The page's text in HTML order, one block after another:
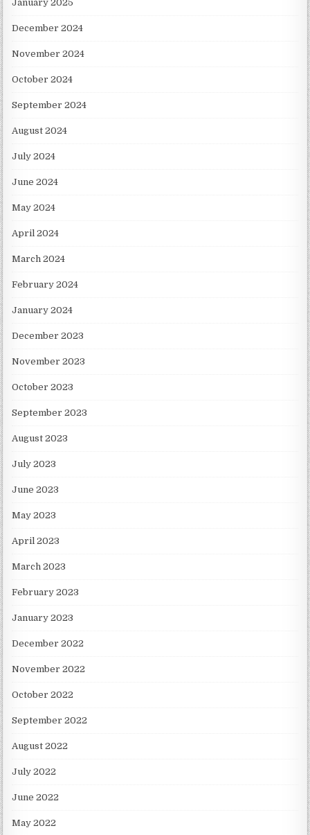
January 2025
December 2024
November 2024
October 2024
September 2024
August 2024
July 2024
June 2024
May 2024
April 2024
March 2024
February 2024
January 2024
December 2023
November 2023
October 2023
September 2023
August 2023
July 2023
June 2023
May 2023
April 2023
March 2023
February 2023
January 2023
December 2022
November 2022
October 2022
September 2022
August 2022
July 2022
June 2022
May 2022